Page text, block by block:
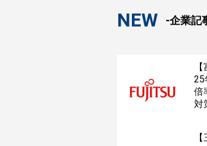
NEW -企業記
25
倍
対